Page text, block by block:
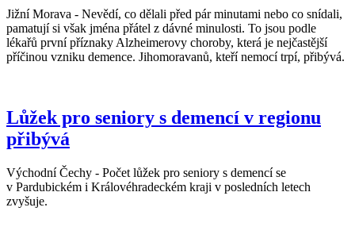
Jižní Morava - Nevědí, co dělali před pár minutami nebo co snídali,
pamatují si však jména přátel z dávné minulosti. To jsou podle
lékařů první příznaky Alzheimerovy choroby, která je nejčastější
příčinou vzniku demence. Jihomoravanů, kteří nemocí trpí, přibývá.
Lůžek pro seniory s demencí v regionu
přibývá
Východní Čechy - Počet lůžek pro seniory s demencí se
v Pardubickém i Královéhradeckém kraji v posledních letech
zvyšuje.